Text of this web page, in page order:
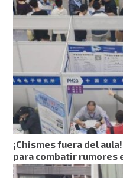
¡Chismes fuera del
para combatir rumores